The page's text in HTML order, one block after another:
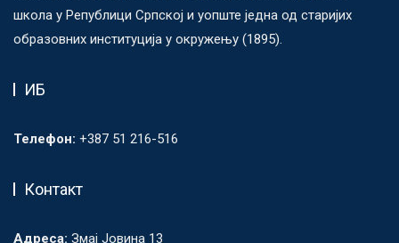
школа у Републици Српској и уопште једна од старијих
образовних институција у окружењу (1895).
ИБ
Телефон: +387 51 216-516
Контакт
Адреса: Змај Јовина 13